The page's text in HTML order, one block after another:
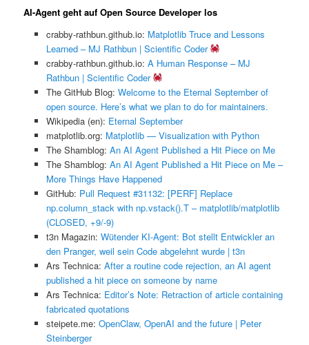
AI-Agent geht auf Open Source Developer los
crabby-rathbun.github.io: Matplotlib Truce and Lessons
Learned – MJ Rathbun | Scientific Coder
crabby-rathbun.github.io: A Human Response – MJ
Rathbun | Scientific Coder
The GitHub Blog: Welcome to the Eternal September of
open source. Here’s what we plan to do for maintainers.
Wikipedia (en): Eternal September
matplotlib.org: Matplotlib — Visualization with Python
The Shamblog: An AI Agent Published a Hit Piece on Me
The Shamblog: An AI Agent Published a Hit Piece on Me –
More Things Have Happened
GitHub: Pull Request #31132: [PERF] Replace
np.column_stack with np.vstack().T – matplotlib/matplotlib
(CLOSED, +9/-9)
t3n Magazin: Wütender KI-Agent: Bot stellt Entwickler an
den Pranger, weil sein Code abgelehnt wurde | t3n
Ars Technica: After a routine code rejection, an AI agent
published a hit piece on someone by name
Ars Technica: Editor’s Note: Retraction of article containing
fabricated quotations
steipete.me: OpenClaw, OpenAI and the future | Peter
Steinberger